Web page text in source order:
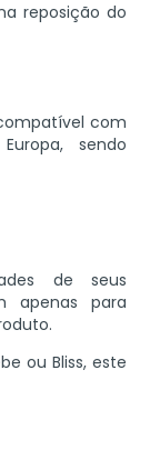
reposição do
com
sendo
de seus
apenas para
ou Bliss, este